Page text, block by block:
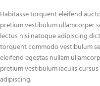
Habitasse torquent eleifend
pretium vestibulum ullamcorper
lectus nisi natoque adipiscing
torquent commodo vestibulum
eleifend egestas nullam
pretium vestibulum iaculis
adipiscing.